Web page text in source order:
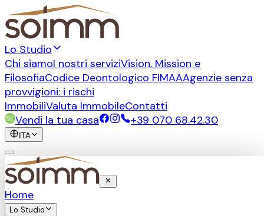
Lo Studio
Chi siamoI nostri serviziVision, Mission e
FilosofiaCodice Deontologico FIMAAAgenzie senza
provvigioni: i rischi
ImmobiliValuta ImmobileContatti
Vendi la tua casa
+39 070 68.42.30
ITA
Home
Lo Studio